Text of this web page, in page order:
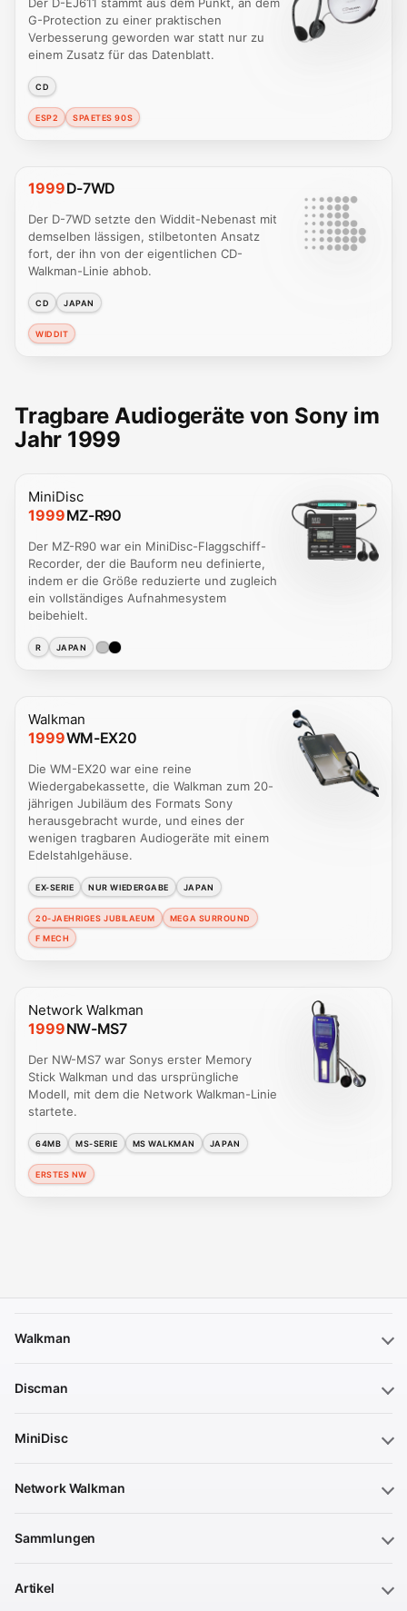
G-Protection zu einer praktischen
Verbesserung geworden war statt nur zu
einem Zusatz für das Datenblatt.
CD
ESP2 SPAETES 90S
1999D-7WD
Der D-7WD setzte den Widdit-Nebenast mit
demselben lässigen, stilbetonten Ansatz
fort, der ihn von der eigentlichen CD-
Walkman-Linie abhob.
CD JAPAN
WIDDIT
Tragbare Audiogeräte von Sony im
Jahr 1999
MiniDisc
1999MZ-R90
Der MZ-R90 war ein MiniDisc-Flaggschiff-
Recorder, der die Bauform neu definierte,
indem er die Größe reduzierte und zugleich
ein vollständiges Aufnahmesystem
beibehielt.
R JAPAN
Walkman
1999WM-EX20
Die WM-EX20 war eine reine
Wiedergabekassette, die Walkman zum 20-
jährigen Jubiläum des Formats Sony
herausgebracht wurde, und eines der
wenigen tragbaren Audiogeräte mit einem
Edelstahlgehäuse.
EX-SERIE NUR WIEDERGABE JAPAN
20-JAEHRIGES JUBILAEUM
MEGA SURROUND
F MECH
Network Walkman
1999NW-MS7
Der NW-MS7 war Sonys erster Memory
Stick Walkman und das ursprüngliche
Modell, mit dem die Network Walkman-Linie
startete.
64MB MS-SERIE MS WALKMAN JAPAN
ERSTES NW
Walkman
Discman
MiniDisc
Network Walkman
Sammlungen
Artikel